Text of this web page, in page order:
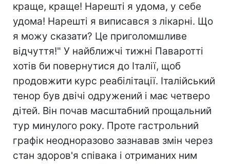
краще, краще! Нарешті я удома, у себе
удома! Нарешті я виписався з лікарні. Що
я можу сказати? Це приголомшливе
відчуття!" У найближчі тижні Паваротті
хотів би повернутися до Італії, щоб
продовжити курс реабілітації. Італійський
тенор був двічі одружений і має четверо
дітей. Він почав масштабний прощальний
тур минулого року. Проте гастрольний
графік неодноразово зазнавав змін через
стан здоров'я співака і отриманих ним